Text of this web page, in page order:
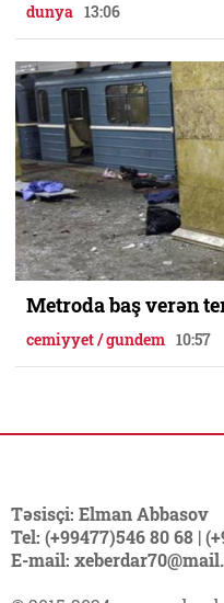
dunya 13:06
Metroda baş verən
cemiyyet / gundem 10:57
Təsisçi: Elman Abbasov
Tel: (+99477)546 80 68 |
E-mail: